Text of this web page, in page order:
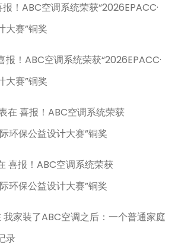
报！ABC空调系统荣获“2026EPACC·
大赛”铜奖
报！ABC空调系统荣获“2026EPACC·
大赛”铜奖
在喜报！ABC空调系统荣获
环保公益设计大赛”铜奖
喜报！ABC空调系统荣获
环保公益设计大赛”铜奖
我家装了ABC空调之后：一个普通家庭
录